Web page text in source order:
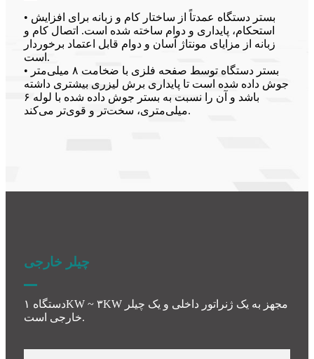
• بستر دستگاه عمدتاً از ساختار کام و زبانه برای افزایش
استحکام، پایداری و دوام ساخته شده است. اتصال کام و
زبانه از مزایای مونتاژ آسان و دوام قابل اعتماد برخوردار
است.
• بستر دستگاه توسط صفحه فلزی با ضخامت ۸ میلی‌متر
جوش داده شده است تا پایداری برش لیزری بیشتری داشته
باشد و آن را نسبت به بستر جوش داده شده با لوله ۶
میلی‌متری، سخت‌تر و قوی‌تر می‌کند.
چیلر خارجی
دستگاه ۱KW ~ ۳KW مجهز به یک ژنراتور داخلی و یک چیلر
خارجی است.